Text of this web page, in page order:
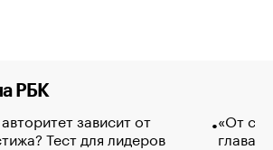
РБК
зависит от
Тест для лидеров
«От
глава